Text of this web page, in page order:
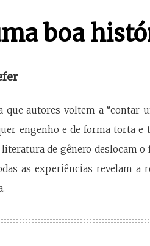
boa
que autores voltem a “contar
engenho e de forma torta
de gênero deslocam o
as experiências revelam a